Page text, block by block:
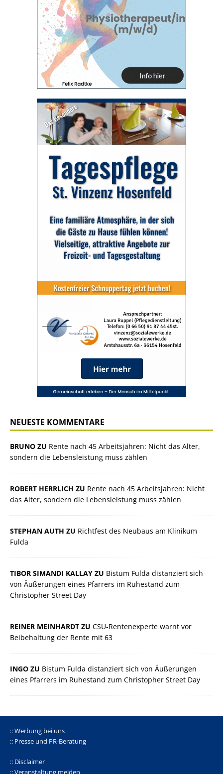
NEUESTE KOMMENTARE
BRUNO ZU Rente nach 45 Arbeitsjahren: Nicht das Alter,
sondern die Lebensleistung muss zählen
ROBERT HERRLICH ZU Rente nach 45 Arbeitsjahren: Nicht
das Alter, sondern die Lebensleistung muss zählen
STEPHAN AUTH ZU Richtfest des Neubaus am Klinikum
Fulda
TIBOR SIMANDI KALLAY ZU Bistum Fulda distanziert sich
von Äußerungen eines Pfarrers im Ruhestand zum
Christopher Street Day
REINER MEINHARDT ZU CSU-Rentenexperte warnt vor
Beibehaltung der Rente mit 63
INGO ZU Bistum Fulda distanziert sich von Äußerungen
eines Pfarrers im Ruhestand zum Christopher Street Day
:: Werbung bei uns
:: Presse und PR-Beratung
:: Disclaimer
:: Veranstaltung melden